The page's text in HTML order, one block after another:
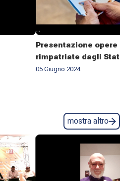
Presentazione
rimpatriate dagli
05 Giugno 2024
mostra altro